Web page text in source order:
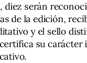
diez serán
de la edición,
y el sello
su carácter